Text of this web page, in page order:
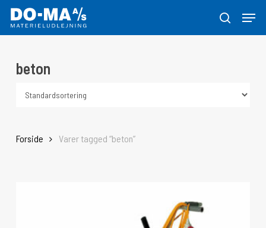
Skip
main
søg
Menu
beton
Forside Varer tagged “beton”
Close